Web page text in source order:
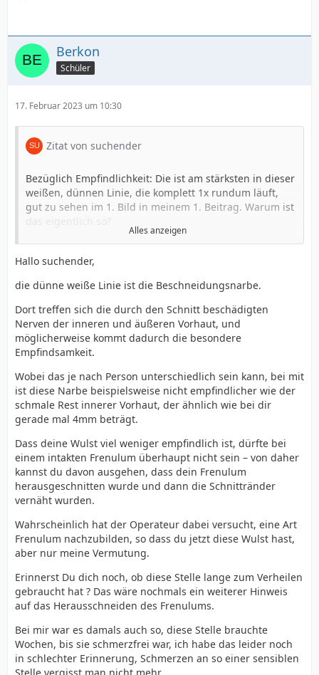
Berkon
Schüler
17. Februar 2023 um 10:30
Zitat von suchender
Bezüglich Empfindlichkeit: Die ist am stärksten in dieser
weißen, dünnen Linie, die komplett 1x rundum läuft,
gut zu sehen im 1. Bild in meinem 1. Beitrag. Warum ist
Fast ebenso empfindlich ist die innere Vorhaut, vor
allem auf der Unterseite links und rechts von diesem
Wulst.
oberhalb dieses Farbwechsels. Im Bereich der Eichel in
dieser "Furche" spüre ich am Wulst fast nichts.
Die Eichel selbst fühlt sich etwa an wie feines Leder.
Sanfte Berührungen fühle ich dort praktisch gar nicht.
Festes massieren, vor allem in der Mitte, ist aber
durchaus angenehm.
Die Haut dahinter liegt im erigierten Zustand glatt an
und lässt sich kaum bewegen.
So ganz verstanden habe ich aber noch nicht was
genau da geschah:
Das intakte Frenulum ist ein Dreieckiger Hautstreifen
und im Bereich der Eichel über die ganze Länge mit der
Eichel verwachsen, richtig?
Und nun wird dieser dreieckige Hautstreifen
rausgeschnitten, was genau wurde dann da
zusammengenäht? Im Bereich unter der Eichel wohl die
innere Vorhaut links und rechts davon, aber darüber?
Aber vielleicht stelle ich mir das intakte Frenulum auch
falsch vor...
Alles anzeigen
Hallo suchender,
die dünne weiße Linie ist die Beschneidungsnarbe.
Dort treffen sich die durch den Schnitt beschädigten
Nerven der inneren und äußeren Vorhaut, und
möglicherweise kommt dadurch die besondere
Empfindsamkeit.
Wobei das je nach Person unterschiedlich sein kann, bei mit
ist diese Narbe beispielsweise nicht empfindlicher wie der
schmale Rest innerer Vorhaut, der ähnlich wie bei dir
gerade mal 4mm beträgt.
Dass deine Wulst viel weniger empfindlich ist, dürfte bei
einem intakten Frenulum überhaupt nicht sein – von daher
kannst du davon ausgehen, dass dein Frenulum
herausgeschnitten wurde und dann die Schnittränder
vernäht wurden.
Wahrscheinlich hat der Operateur dabei versucht, eine Art
Frenulum nachzubilden, so dass du jetzt diese Wulst hast,
aber nur meine Vermutung.
Erinnerst Du dich noch, ob diese Stelle lange zum Verheilen
gebraucht hat ? Das wäre nochmals ein weiterer Hinweis
auf das Herausschneiden des Frenulums.
Bei mir war es damals auch so, diese Stelle brauchte
Wochen, bis sie schmerzfrei war, ich habe das leider noch
in schlechter Erinnerung, Schmerzen an so einer sensiblen